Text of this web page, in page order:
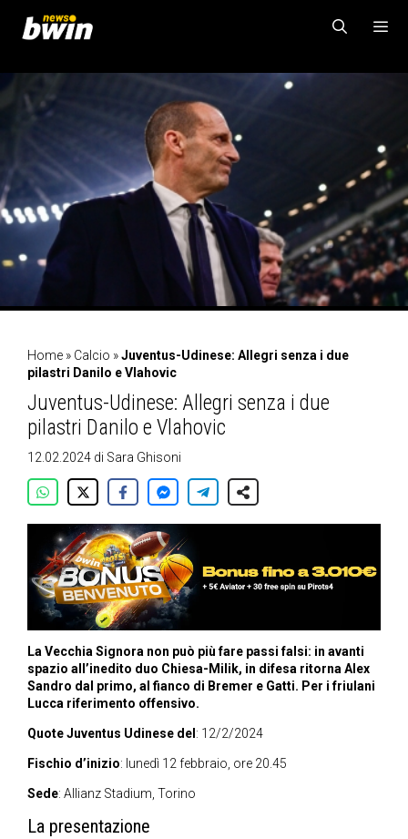
contenuto
Home » Calcio »Juventus-Udinese: Allegri senza i due
pilastri Danilo e Vlahovic
Juventus-Udinese: Allegri senza i due
pilastri Danilo e Vlahovic
12.02.2024 di Sara Ghisoni
La Vecchia Signora non può più fare passi falsi: in avanti
spazio all’inedito duo Chiesa-Milik, in difesa ritorna Alex
Sandro dal primo, al fianco di Bremer e Gatti. Per i friulani
Lucca riferimento offensivo.
Quote Juventus Udinese del : 12/2/2024
Fischio d’inizio: lunedì 12 febbraio, ore 20.45
Sede: Allianz Stadium, Torino
La presentazione